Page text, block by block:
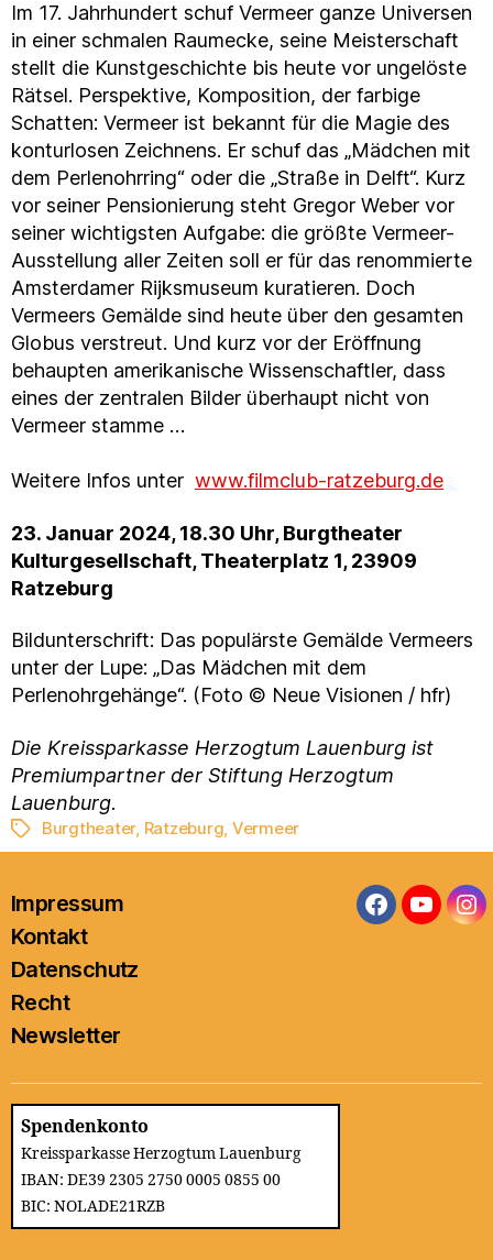
Im 17. Jahrhundert schuf Vermeer ganze Universen
in einer schmalen Raumecke, seine Meisterschaft
stellt die Kunstgeschichte bis heute vor ungelöste
Rätsel. Perspektive, Komposition, der farbige
Schatten: Vermeer ist bekannt für die Magie des
konturlosen Zeichnens. Er schuf das „Mädchen mit
dem Perlenohrring“ oder die „Straße in Delft“. Kurz
vor seiner Pensionierung steht Gregor Weber vor
seiner wichtigsten Aufgabe: die größte Vermeer-
Ausstellung aller Zeiten soll er für das renommierte
Amsterdamer Rijksmuseum kuratieren. Doch
Vermeers Gemälde sind heute über den gesamten
Globus verstreut. Und kurz vor der Eröffnung
behaupten amerikanische Wissenschaftler, dass
eines der zentralen Bilder überhaupt nicht von
Vermeer stamme …
Weitere Infos unter www.filmclub-ratzeburg.de
23. Januar 2024, 18.30 Uhr, Burgtheater
Kulturgesellschaft, Theaterplatz 1, 23909
Ratzeburg
Bildunterschrift: Das populärste Gemälde Vermeers
unter der Lupe: „Das Mädchen mit dem
Perlenohrgehänge“. (Foto © Neue Visionen / hfr)
Die Kreissparkasse Herzogtum Lauenburg ist
Premiumpartner der Stiftung Herzogtum
Lauenburg.
Schlagwörter
Burgtheater, Ratzeburg, Vermeer
Impressum
Kontakt
Datenschutz
Recht
Newsletter
Facebook
Spendenkonto
Kreissparkasse Herzogtum Lauenburg
IBAN: DE39 2305 2750 0005 0855 00
BIC: NOLADE21RZB